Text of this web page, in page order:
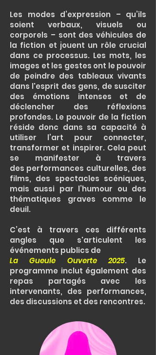
Les modes d’expression – qu’ils
soient verbaux, visuels ou
corporels – sont des véhicules de
la fiction et jouent un rôle crucial
dans ce processus. Les mots, les
images et les gestes ont le pouvoir
de peindre des tableaux vivants
dans l'esprit des gens, de susciter
des émotions intenses et de
déclencher des réflexions
profondes. Le pouvoir de la fiction
réside donc dans sa capacité à
utiliser l’art pour connecter,
transformer et inspirer. Cela peut
se manifester à travers
des performances culturelles, des
films, des spectacles scéniques,
mais aussi par l’humour ou des
thématiques graves comme le
deuil.
C’est à travers ces différents
angles que s'articulent les
événements publics de
La Gueule Ouverte 2025. Le
programme inclut également des
repas partagés avec les
intervenants, des performances,
des discussions et des rencontres.